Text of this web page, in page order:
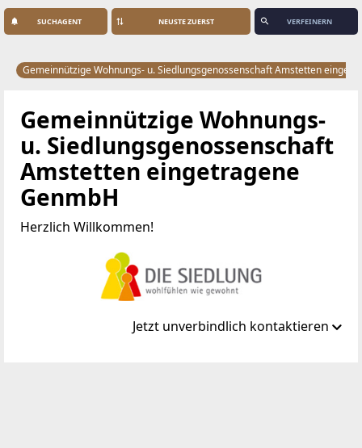
SUCHAGENT VERFEINERN
Gemeinnützige Wohnungs- u. Siedlungsgenossenschaft Amstetten
Gemeinnützige Wohnungs-
u. Siedlungsgenossenschaft
Amstetten eingetragene
GenmbH
Herzlich Willkommen!
Jetzt unverbindlich kontaktieren